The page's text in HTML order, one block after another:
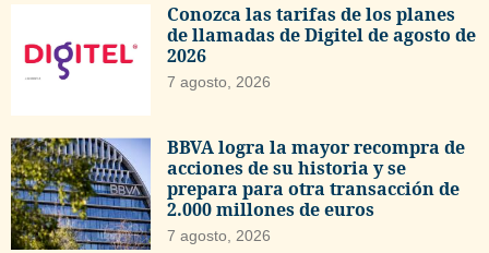
Conozca las tarifas de los planes
de llamadas de Digitel de agosto de
2026
7 agosto, 2026
BBVA logra la mayor recompra de
acciones de su historia y se
prepara para otra transacción de
2.000 millones de euros
7 agosto, 2026